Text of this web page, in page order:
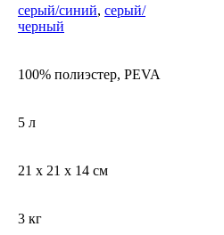
серый/синий, серый/
черный
100% полиэстер, PEVA
5 л
21 х 21 х 14 см
3 кг